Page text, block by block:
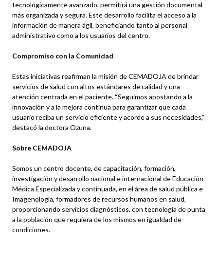
tecnológicamente avanzado, permitirá una gestión documental
más organizada y segura. Este desarrollo facilita el acceso a la
información de manera ágil, beneficiando tanto al personal
administrativo como a los usuarios del centro.
Compromiso con la Comunidad
Estas iniciativas reafirman la misión de CEMADOJA de brindar
servicios de salud con altos estándares de calidad y una
atención centrada en el paciente. “Seguimos apostando a la
innovación y a la mejora continua para garantizar que cada
usuario reciba un servicio eficiente y acorde a sus necesidades,”
destacó la doctora Ozuna.
Sobre CEMADOJA
Somos un centro docente, de capacitación, formación,
investigación y desarrollo nacional e internacional de Educación
Médica Especializada y continuada, en el área de salud pública e
Imagenología, formadores de recursos humanos en salud,
proporcionando servicios diagnósticos, con tecnología de punta
a la población que requiera de los mismos en igualdad de
condiciones.